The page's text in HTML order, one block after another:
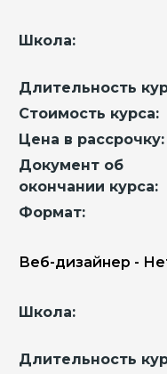
Школа:
Длительность
Стоимость курса:
Цена в рассрочку:
Документ об
окончании курса:
Формат:
Веб-дизайнер -
Школа:
Длительность